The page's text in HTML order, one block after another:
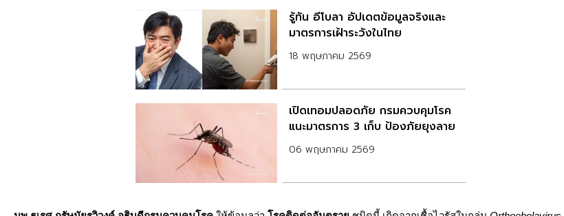
รู้ทัน อีโบลา อัปเดตข้อมูลจริงและ
มาตรการเฝ้าระวังในไทย
18 พฤษภาคม 2569
เปิดเทอมปลอดภัย กรมควบคุมโรค
แนะมาตรการ 3 เก็บ ป้องภัยยุงลาย
06 พฤษภาคม 2569